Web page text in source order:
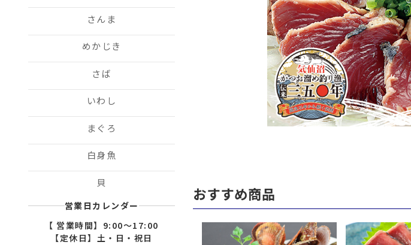
おすすめ商品
さんま
めかじき
さば
いわし
まぐろ
白身魚
貝
営業日カレンダー
【 営業時間】9:00〜17:00
【定休日】土・日・祝日